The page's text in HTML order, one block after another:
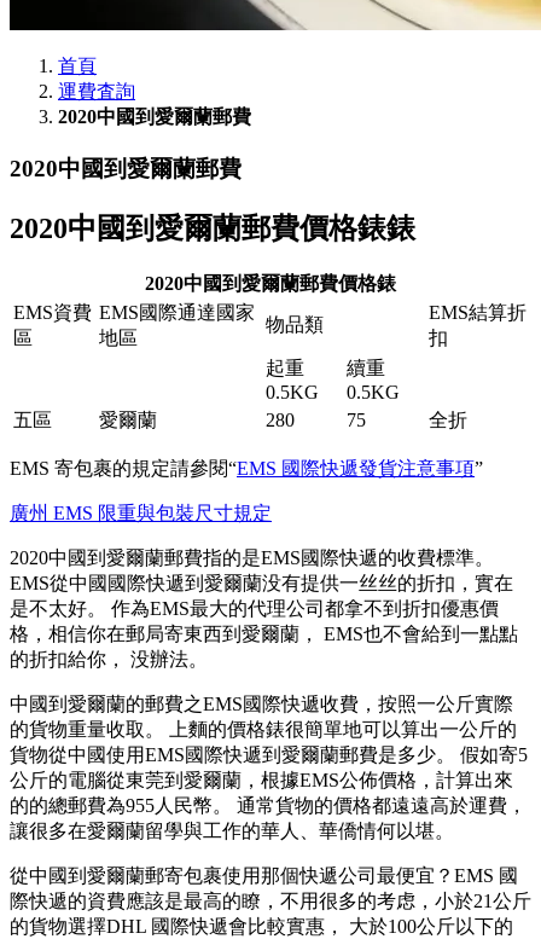
首頁
運費査詢
2020中國到愛爾蘭郵費
2020中國到愛爾蘭郵費
2020中國到愛爾蘭郵費價格錶錶
2020中國到愛爾蘭郵費價格錶
EMS資費
區
EMS國際通達國家
地區
物品類
EMS結算折
扣
起重
0.5KG
續重
0.5KG
五區
愛爾蘭 280 75 全折
EMS 寄包裹的規定請參閱“EMS 國際快遞發貨注意事項”
廣州 EMS 限重與包裝尺寸規定
2020中國到愛爾蘭郵費指的是EMS國際快遞的收費標準。
EMS從中國國際快遞到愛爾蘭没有提供一丝丝的折扣，實在
是不太好。 作為EMS最大的代理公司都拿不到折扣優惠價
格，相信你在郵局寄東西到愛爾蘭， EMS也不會給到一點點
的折扣給你， 没辦法。
中國到愛爾蘭的郵費之EMS國際快遞收費，按照一公斤實際
的貨物重量收取。 上麵的價格錶很簡單地可以算出一公斤的
貨物從中國使用EMS國際快遞到愛爾蘭郵費是多少。 假如寄5
公斤的電腦從東莞到愛爾蘭，根據EMS公佈價格，計算出來
的的總郵費為955人民幣。 通常貨物的價格都遠遠高於運費，
讓很多在愛爾蘭留學與工作的華人、華僑情何以堪。
從中國到愛爾蘭郵寄包裹使用那個快遞公司最便宜？EMS 國
際快遞的資費應該是最高的瞭，不用很多的考虑，小於21公斤
的貨物選擇DHL 國際快遞會比較實惠， 大於100公斤以下的